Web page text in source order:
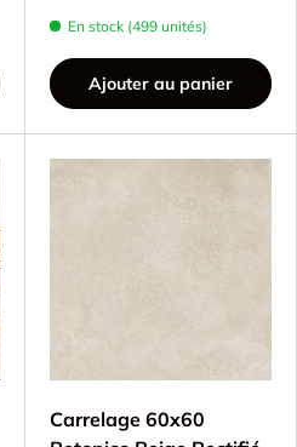
En stock (499 unités)
Ajouter au panier
Carrelage 60x60